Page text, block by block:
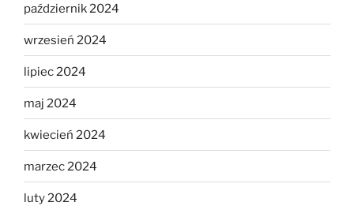
październik 2024
wrzesień 2024
lipiec 2024
maj 2024
kwiecień 2024
marzec 2024
luty 2024